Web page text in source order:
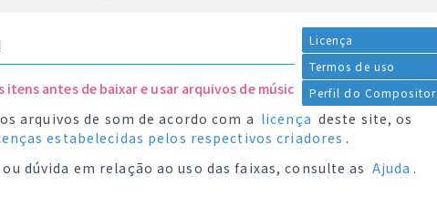
Licença
Termos de uso
Perfil do Compositor
antes de baixar e usar arquivos de música.
arquivos de som de acordo com a licença deste site, os
estabelecidas pelos respectivos criadores .
dúvida em relação ao uso das faixas, consulte as Ajuda .